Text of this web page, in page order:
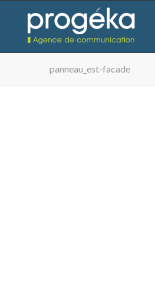
panneau_est-facade